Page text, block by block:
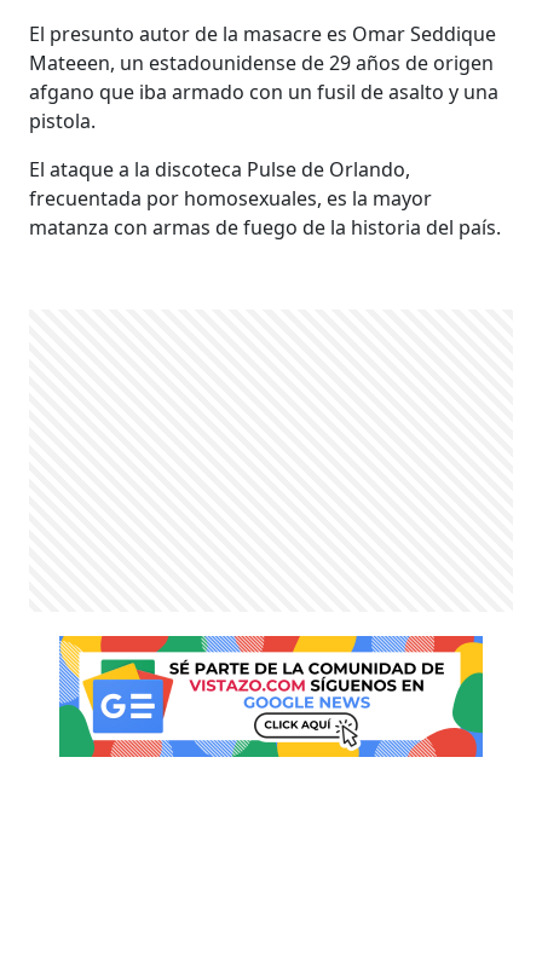
El presunto autor de la masacre es Omar Seddique
Mateeen, un estadounidense de 29 años de origen
afgano que iba armado con un fusil de asalto y una
pistola.
El ataque a la discoteca Pulse de Orlando,
frecuentada por homosexuales, es la mayor
matanza con armas de fuego de la historia del país.